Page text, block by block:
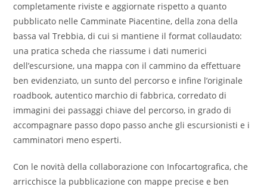
completamente riviste e aggiornate rispetto a quanto
pubblicato nelle Camminate Piacentine, della zona della
bassa val Trebbia, di cui si mantiene il format collaudato:
una pratica scheda che riassume i dati numerici
dell’escursione, una mappa con il cammino da effettuare
ben evidenziato, un sunto del percorso e infine l’originale
roadbook, autentico marchio di fabbrica, corredato di
immagini dei passaggi chiave del percorso, in grado di
accompagnare passo dopo passo anche gli escursionisti e i
camminatori meno esperti.
Con le novità della collaborazione con Infocartografica, che
arricchisce la pubblicazione con mappe precise e ben